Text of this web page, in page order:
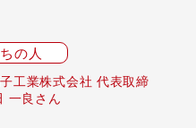
の人
工業株式会社 代表取締
一良さん